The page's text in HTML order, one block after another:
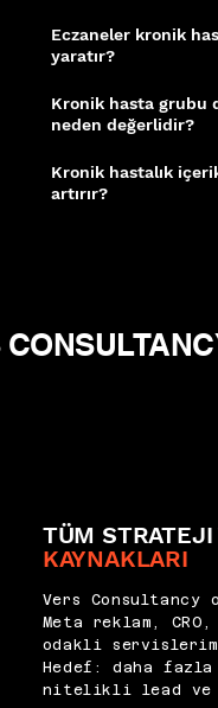
Eczaneler kronik
yaratır?
Kronik hasta grubu
neden değerlidir?
Kronik hastalık
artırır?
TÜM STRATEJI
KAYNAKLARI
Vers Consultancy
Meta reklam,
odakli
Hedef: daha
nitelikli lead ve